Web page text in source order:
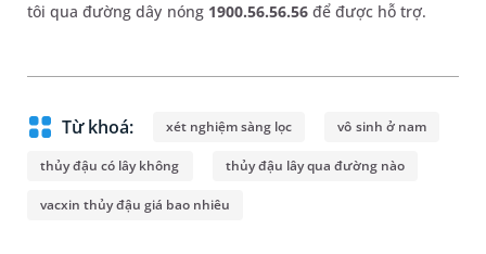
tôi qua đường dây nóng 1900.56.56.56 để được hỗ trợ.
Từ khoá: xét nghiệm sàng lọc vô sinh ở nam
thủy đậu có lây không thủy đậu lây qua đường nào
vacxin thủy đậu giá bao nhiêu